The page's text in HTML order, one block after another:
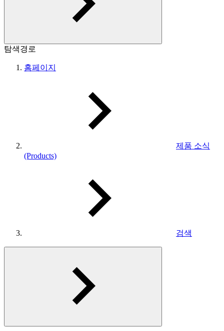
탐색경로
홈페이지
제품 소식
(Products)
검색